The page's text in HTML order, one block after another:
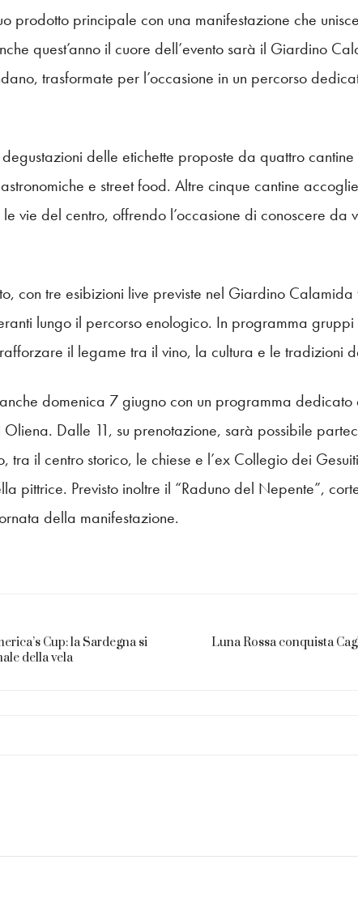
prodotto principale con una manifestazione che
quest’anno il cuore dell’evento sarà il Giardino
trasformate per l’occasione in un percorso
delle etichette proposte da quattro
e street food. Altre cinque cantine
vie del centro, offrendo l’occasione di conoscere da
con tre esibizioni live previste nel Giardino
lungo il percorso enologico. In programma
il legame tra il vino, la cultura e le tradizioni
domenica 7 giugno con un programma
Dalle 11, su prenotazione, sarà possibile
tra il centro storico, le chiese e l’ex Collegio dei
pittrice. Previsto inoltre il “Raduno del Nepente”,
della manifestazione.
Cup: la Sardegna si
della vela
Luna Rossa conquista